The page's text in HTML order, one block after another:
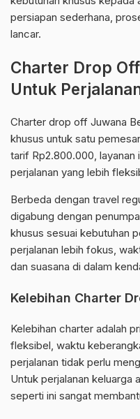
persiapan sederhana,
lancar.
Charter Drop
Untuk
Charter drop off Juwana
khusus untuk satu
tarif Rp2.800.000, layanan
perjalanan yang lebih
Berbeda dengan travel
digabung dengan
khusus sesuai kebutuhan
perjalanan lebih fokus,
dan suasana di dalam
Kelebihan Charter
Kelebihan charter adalah
fleksibel, waktu
perjalanan tidak perlu
Untuk perjalanan keluarga
seperti ini sangat